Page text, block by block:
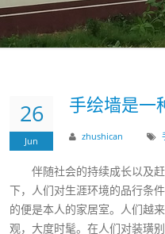
26
Jun
手绘墙是一
zhushican
伴随社会的持续成长以及赶
下，人们对生涯环境的品行条
的便是本人的家居室。人们越
观，大度时髦。在人们对装璜